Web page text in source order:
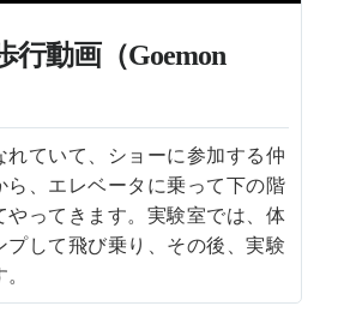
行動画（Goemon
れていて、ショーに参加する仲
ら、エレベータに乗って下の階
やってきます。実験室では、体
プして飛び乗り、その後、実験